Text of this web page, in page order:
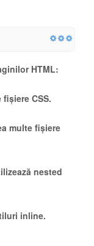
HTML:
CSS.
multe fișiere
nested
inline.